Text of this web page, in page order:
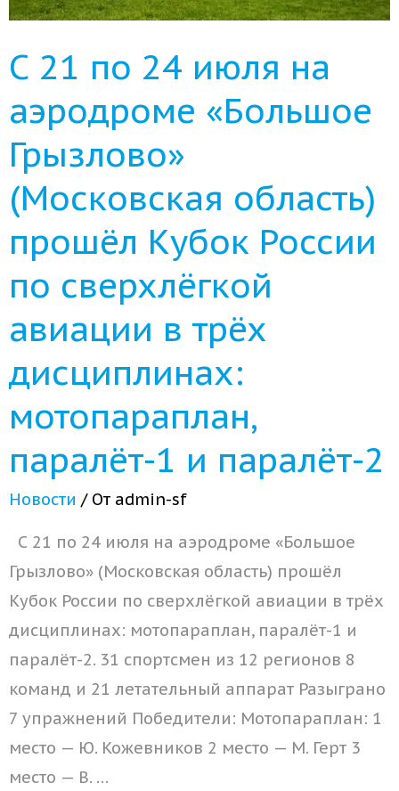
С 21 по 24 июля на
аэродроме «Большое
Грызлово»
(Московская область)
прошёл Кубок России
по сверхлёгкой
авиации в трёх
дисциплинах:
мотопараплан,
паралёт-1 и паралёт-2
Новости / От admin-sf
С 21 по 24 июля на аэродроме «Большое
Грызлово» (Московская область) прошёл
Кубок России по сверхлёгкой авиации в трёх
дисциплинах: мотопараплан, паралёт-1 и
паралёт-2. 31 спортсмен из 12 регионов 8
команд и 21 летательный аппарат Разыграно
7 упражнений Победители: Мотопараплан: 1
место — Ю. Кожевников 2 место — М. Герт 3
место — В. …